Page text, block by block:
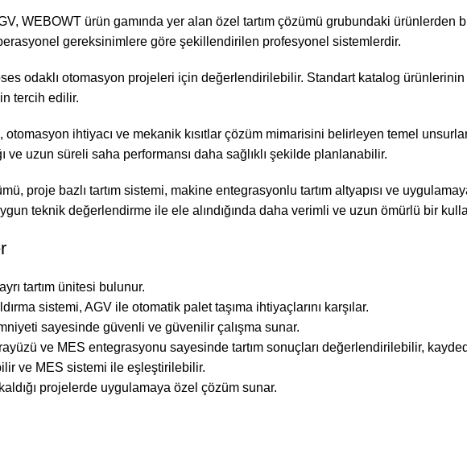
WEBOWT ürün gamında yer alan özel tartım çözümü grubundaki
gereksinimlere göre şekillendirilen profesyonel sistemlerdir.
odaklı otomasyon projeleri için değerlendirilebilir. Standart katalog
tercih edilir.
otomasyon ihtiyacı ve mekanik kısıtlar çözüm mimarisini belirleyen temel
ve uzun süreli saha performansı daha sağlıklı şekilde planlanabilir.
proje bazlı tartım sistemi, makine entegrasyonlu tartım altyapısı ve
teknik değerlendirme ile ele alındığında daha verimli ve uzun ömürlü bir
tartım ünitesi bulunur.
sistemi, AGV ile otomatik palet taşıma ihtiyaçlarını karşılar.
sayesinde güvenli ve güvenilir çalışma sunar.
ve MES entegrasyonu sayesinde tartım sonuçları değerlendirilebilir,
ve MES sistemi ile eşleştirilebilir.
projelerde uygulamaya özel çözüm sunar.